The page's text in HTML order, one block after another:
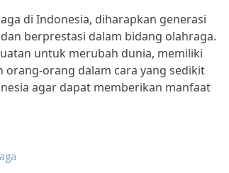
di Indonesia, diharapkan generasi
berprestasi dalam bidang olahraga.
untuk merubah dunia, memiliki
orang dalam cara yang sedikit
agar dapat memberikan manfaat